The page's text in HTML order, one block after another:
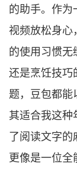
的助手。作
视频放松身
的使用习惯无
还是烹饪技巧
题，豆包都能
其适合我这
了阅读文字的
更像是一位全